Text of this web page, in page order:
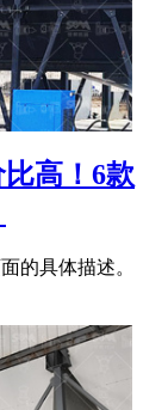
高！6款
的具体描述。